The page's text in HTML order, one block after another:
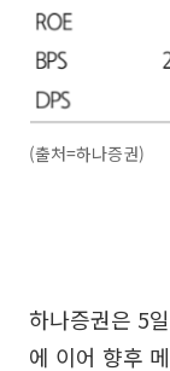
(출처=하나증권)
하나증권은 5
에 이어 향후